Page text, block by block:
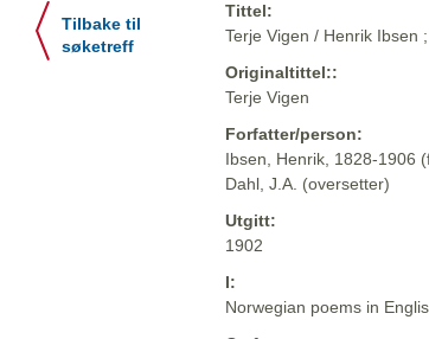
Tilbake til
søketreff
Tittel:
Terje Vigen / Henrik Ibsen
Originaltittel::
Terje Vigen
Forfatter/person:
Ibsen, Henrik, 1828-1906
Dahl, J.A. (oversetter)
Utgitt:
1902
I:
Norwegian poems in